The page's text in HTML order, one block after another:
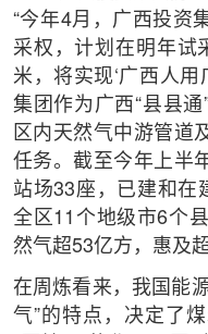
“今年4月，广西投资
采权，计划在明年试
米，将实现‘广西人用
集团作为广西“县县
区内天然气中游管道
任务。截至今年上半
站场33座，已建和在
全区11个地级市6个
然气超53亿方，惠及
在周炼看来，我国能
气”的特点，决定了